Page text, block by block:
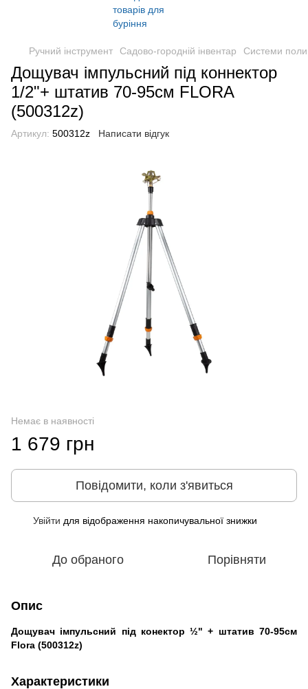
Ручний інструмент Садово-городній інвентар Системи
Дощувач імпульсний під коннектор
1/2"+ штатив 70-95см FLORA
(500312z)
Артикул: 500312z Написати відгук
Немає в наявності
1 679 грн
Повідомити, коли з'явиться
Увійти для відображення накопичувальної знижки
До обраного Порівняти
Опис
Дощувач імпульсний під конектор ½" + штатив 70-95см
Flora (500312z)
Характеристики